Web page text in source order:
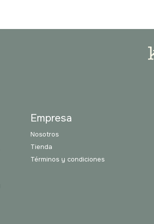
Empresa
Nosotros
Tienda
Términos y condiciones